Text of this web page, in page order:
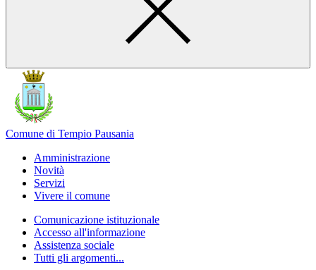
Comune di Tempio Pausania
Amministrazione
Novità
Servizi
Vivere il comune
Comunicazione istituzionale
Accesso all'informazione
Assistenza sociale
Tutti gli argomenti...